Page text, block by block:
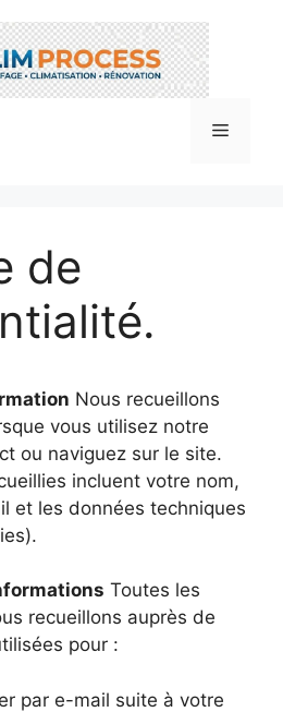
Menu
de
Nous recueillons
vous utilisez notre
ou naviguez sur le site.
incluent votre nom,
et les données techniques
Toutes les
recueillons auprès de
pour :
par e-mail suite à votre